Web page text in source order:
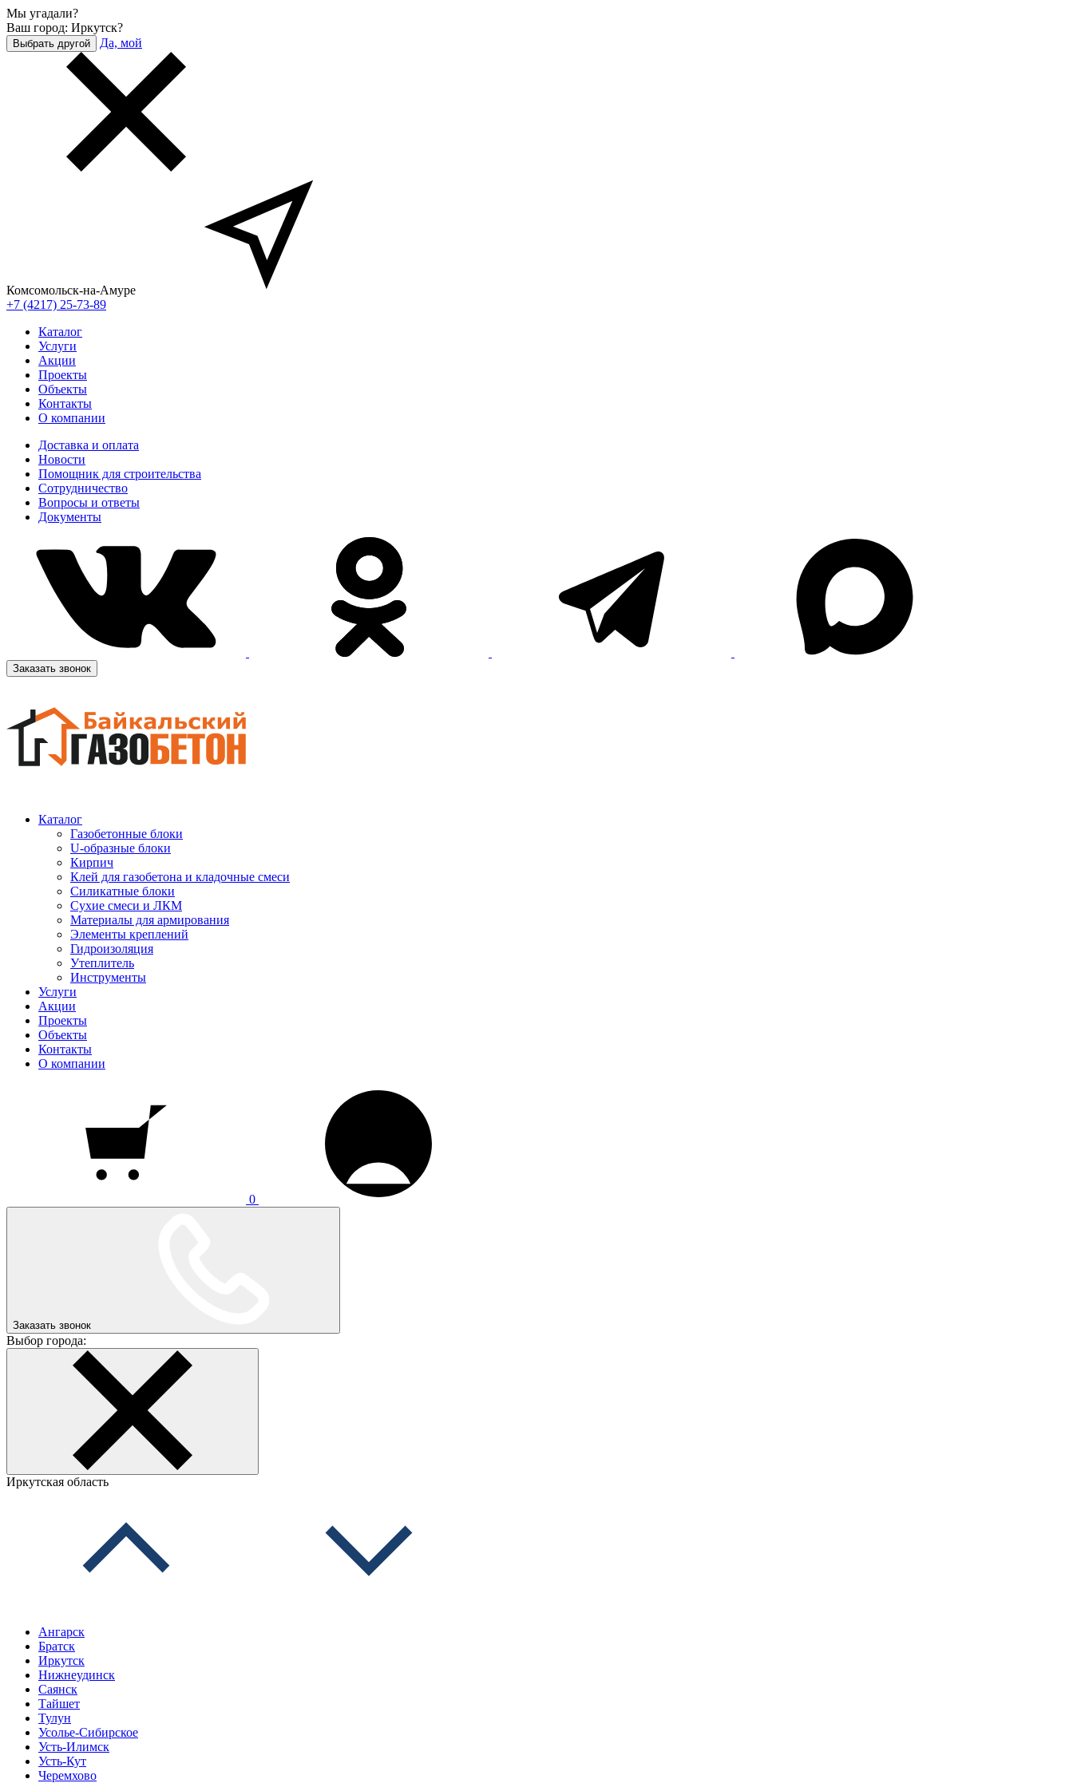
Мы угадали?
Ваш город: Иркутск?
Выбрать другой Да, мой
Комсомольск-на-Амуре
+7 (4217) 25-73-89
Каталог
Услуги
Акции
Проекты
Объекты
Контакты
О компании
Доставка и оплата
Новости
Помощник для строительства
Сотрудничество
Вопросы и ответы
Документы
Заказать звонок
Каталог
Газобетонные блоки
U-образные блоки
Кирпич
Клей для газобетона и кладочные смеси
Силикатные блоки
Сухие смеси и ЛКМ
Материалы для армирования
Элементы креплений
Гидроизоляция
Утеплитель
Инструменты
Услуги
Акции
Проекты
Объекты
Контакты
О компании
0
Заказать звонок
Выбор города:
Иркутская область
Ангарск
Братск
Иркутск
Нижнеудинск
Саянск
Тайшет
Тулун
Усолье-Сибирское
Усть-Илимск
Усть-Кут
Черемхово